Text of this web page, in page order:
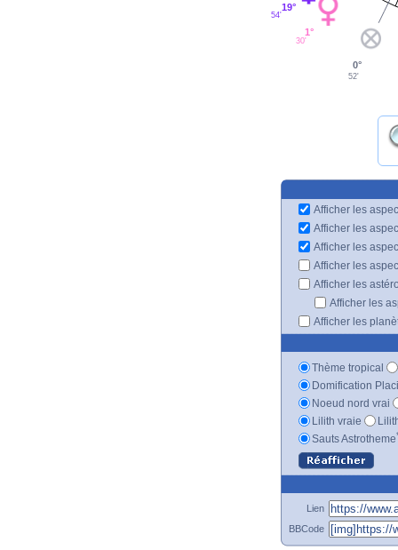
19°
54'
1°
30'
0°
52'
Afficher les
Afficher les
Afficher les
Afficher les
Afficher les
Afficher les
Afficher les
Thème tropical
Domification
Noeud nord vrai
Lilith vraie
Sauts Astrotheme
Lien
BBCode